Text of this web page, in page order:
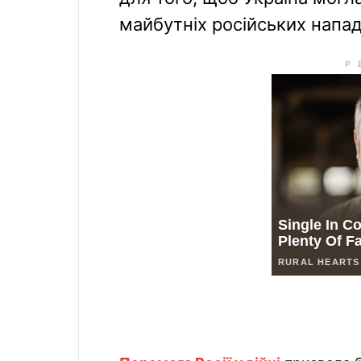
майбутніх російських